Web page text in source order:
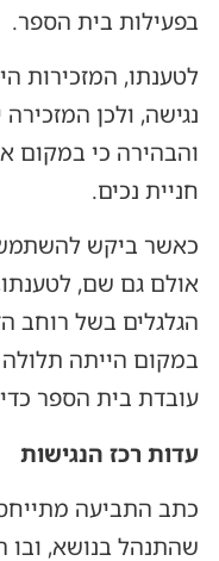
בפעילות בית הספר.
לטענתו, המזכירות
נגישה, ולכן
והבהירה כי במקום
חניית נכים.
כאשר ביקש
אולם גם שם,
הגלגלים בשל רוחב
במקום הייתה תלולה
עובדת בית הספר
עדות רכז הנגישות
כתב התביעה
שהתנהל בנושא, ובו